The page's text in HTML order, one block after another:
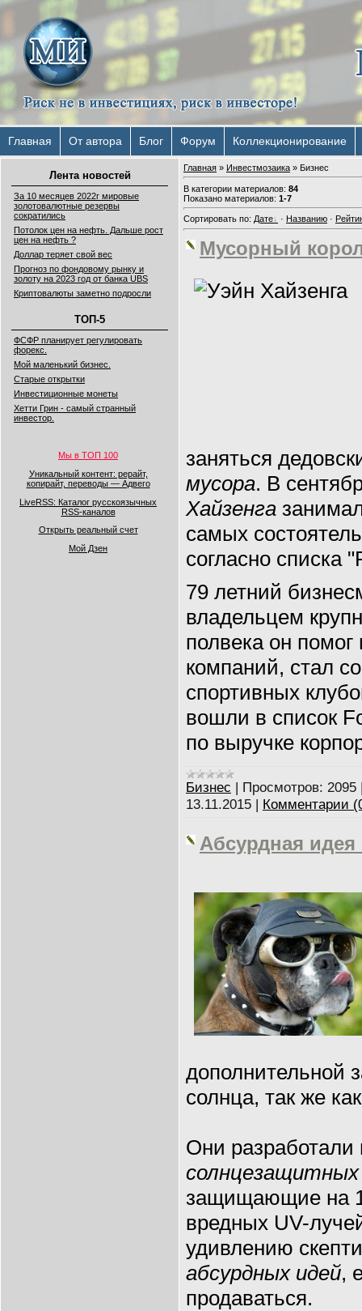
Главная От автора Блог Форум Коллекционирование
Лента новостей
За 10 месяцев 2022г мировые
золотовалютные резервы
сократились
Потолок цен на нефть. Дальше рост
цен на нефть ?
Доллар теряет свой вес
Прогноз по фондовому рынку и
золоту на 2023 год от банка UBS
Криптовалюты заметно подросли
ТОП-5
ФСФР планирует регулировать
форекс.
Мой маленький бизнес.
Старые открытки
Инвестиционные монеты
Хетти Грин - самый странный
инвестор.
Мы в ТОП 100
Уникальный контент: рерайт,
копирайт, переводы — Адвего
LiveRSS: Каталог русскоязычных
RSS-каналов
Открыть реальный счет
Мой Дзен
Главная » Инвестмозаика » Бизнес
В категории материалов: 84
Показано материалов: 1-7
Сортировать по: Дате · Названию ·
Мусорный
заняться
мусора. В
Хайзенга
самых
согласно списка
79 летний
владельцем
полвека он
компаний, стал
спортивных
вошли в список
по выручке
Бизнес | Просмотров: 2095
13.11.2015 | Комментарии
Абсурдная
дополнительной
солнца, так же
Они разработали
солнцезащитных
защищающие на
вредных UV-
удивлению
абсурдных идей,
продаваться.